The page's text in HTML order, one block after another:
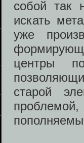
собой так
искать
уже
центры
старой